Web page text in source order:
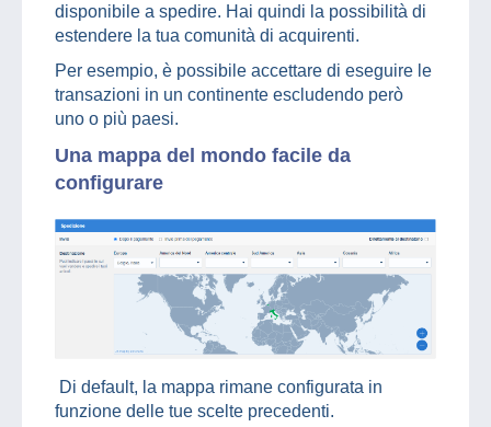
disponibile a spedire. Hai quindi la possibilità di
estendere la tua comunità di acquirenti.
Per esempio, è possibile accettare di eseguire le
transazioni in un continente escludendo però
uno o più paesi.
Una mappa del mondo facile da
configurare
Di default, la mappa rimane configurata in
funzione delle tue scelte precedenti.